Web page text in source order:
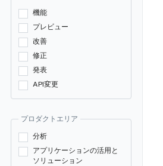
機能
プレビュー
改善
修正
発表
API変更
プロダクトエリア
分析
アプリケーションの活用と
ソリューション